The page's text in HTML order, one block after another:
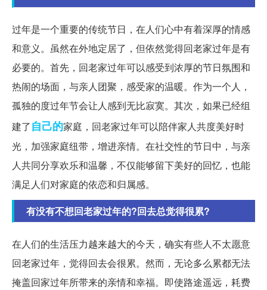
过年是一个重要的传统节日，在人们心中有着深厚的情感
和意义。虽然在外地定居了，但依然觉得回老家过年是有
必要的。首先，回老家过年可以感受到浓厚的节日氛围和
热闹的场面，与亲人团聚，感受家的温暖。作为一个人，
孤独的度过年节会让人感到无比寂寞。其次，如果已经组
建了自己的家庭，回老家过年可以陪伴家人共度美好时
光，加强家庭纽带，增进亲情。在社交性的节日中，与亲
人共同分享欢乐和温馨，不仅能够留下美好的回忆，也能
满足人们对家庭的依恋和归属感。
有没有不想回老家过年的?回去总觉得很累?
在人们的生活压力越来越大的今天，确实有些人不太愿意
回老家过年，觉得回去会很累。然而，无论多么累都无法
掩盖回家过年所带来的亲情和幸福。即使路途遥远，耗费